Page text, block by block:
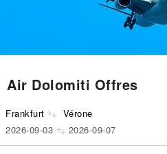
Air Dolomiti Offres
Frankfurt Vérone
2026-09-03 2026-09-07